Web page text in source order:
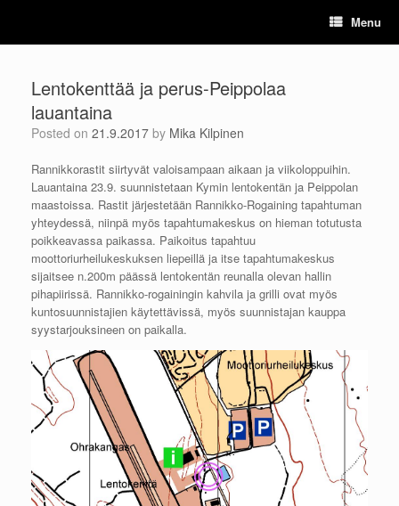
content
Menu
Lentokenttää ja perus-Peippolaa
lauantaina
Posted on 21.9.2017 by Mika Kilpinen
Rannikkorastit siirtyvät valoisampaan aikaan ja viikoloppuihin.
Lauantaina 23.9. suunnistetaan Kymin lentokentän ja Peippolan
maastoissa. Rastit järjestetään Rannikko-Rogaining tapahtuman
yhteydessä, niinpä myös tapahtumakeskus on hieman totutusta
poikkeavassa paikassa. Paikoitus tapahtuu
moottoriurheilukeskuksen liepeillä ja itse tapahtumakeskus
sijaitsee n.200m päässä lentokentän reunalla olevan hallin
pihapiirissä. Rannikko-rogainingin kahvila ja grilli ovat myös
kuntosuunnistajien käytettävissä, myös suunnistajan kauppa
syystarjouksineen on paikalla.